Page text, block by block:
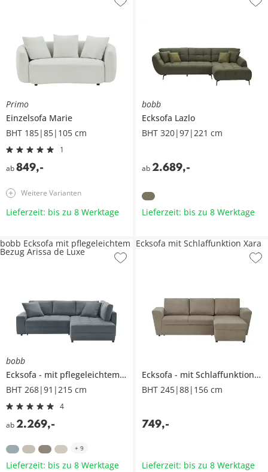
Primo
Einzelsofa Marie
BHT 185|85|105 cm
1
ab849,-
Weitere Varianten
Lieferzeit: bis zu 8 Werktage
bobb
Ecksofa Lazlo
BHT 320|97|221 cm
ab 2.689,-
Lieferzeit: bis zu 8 Werktage
bobb
Ecksofa
mit pflegeleichtem Bezug
Arissa de Luxe
BHT 268|91|215 cm
4
ab 2.269,-
bobb Ecksofa mit pflegeleichtem
Bezug Arissa de Luxe
+ 9
Lieferzeit: bis zu 8 Werktage
Ecksofa mit Schlaffunktion
BHT 245|88|156 cm
749,-
Ecksofa mit Schlaffunktion Xara
Lieferzeit: bis zu 8 Werktage